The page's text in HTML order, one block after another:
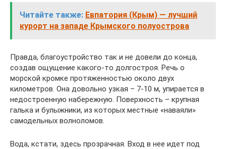
Читайте также: Евпатория (Крым) — лучший
курорт на западе Крымского полуострова
Правда, благоустройство так и не довели до конца,
создав ощущение какого-то долгостроя. Речь о
морской кромке протяженностью около двух
километров. Она довольно узкая – 7-10 м, упирается в
недостроенную набережную. Поверхность – крупная
галька и булыжники, из которых местные «наваяли»
самодельных волноломов.
Вода, кстати, здесь прозрачная. Вход в нее идет под